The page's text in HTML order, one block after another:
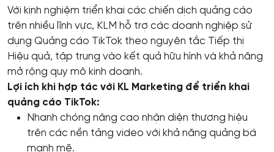
Với kinh nghiệm triển khai các chiến dịch quảng cáo
trên nhiều lĩnh vực, KLM hỗ trợ các doanh nghiệp sử
dụng Quảng cáo TikTok theo nguyên tắc Tiếp thị
Hiệu quả, tập trung vào kết quả hữu hình và khả năng
mở rộng quy mô kinh doanh.
Lợi ích khi hợp tác với KL Marketing để triển khai
quảng cáo TikTok:
Nhanh chóng nâng cao nhận diện thương hiệu
trên các nền tảng video với khả năng quảng bá
mạnh mẽ.